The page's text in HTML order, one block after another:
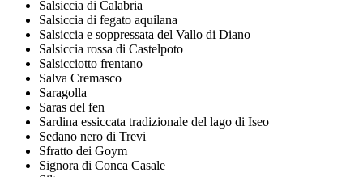
Salsiccia di Calabria
Salsiccia di fegato aquilana
Salsiccia e soppressata del Vallo di Diano
Salsiccia rossa di Castelpoto
Salsicciotto frentano
Salva Cremasco
Saragolla
Saras del fen
Sardina essiccata tradizionale del lago di Iseo
Sedano nero di Trevi
Sfratto dei Goym
Signora di Conca Casale